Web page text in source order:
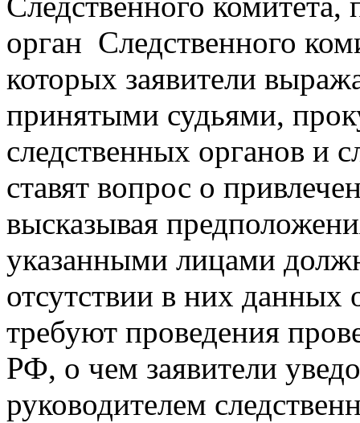
орган Следственного
которых заявители
принятыми судьями,
следственных органов и
ставят вопрос о
высказывая
указанными лицами
отсутствии в них данных
требуют проведения
РФ, о чем заявители
руководителем